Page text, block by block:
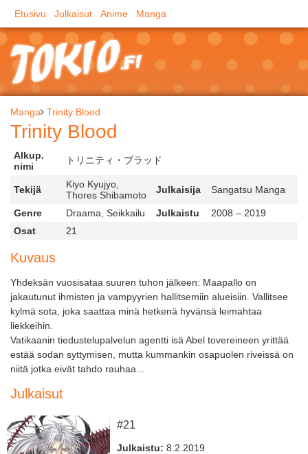
Etusivu Julkaisut Anime Manga
Manga Trinity Blood
Trinity Blood
Alkup.
nimi
トリニティ・ブラッド
Tekijä
Kiyo Kyujyo,
Thores Shibamoto
Julkaisija Sangatsu Manga
Genre Draama, Seikkailu Julkaistu
2008 – 2019
Osat
21
Kuvaus
Yhdeksän vuosisataa suuren tuhon jälkeen: Maapallo on
jakautunut ihmisten ja vampyyrien hallitsemiin alueisiin. Vallitsee
kylmä sota, joka saattaa minä hetkenä hyvänsä leimahtaa
liekkeihin.
Vatikaanin tiedustelupalvelun agentti isä Abel tovereineen yrittää
estää sodan syttymisen, mutta kummankin osapuolen riveissä on
niitä jotka eivät tahdo rauhaa...
Julkaisut
#21
Julkaistu: 8.2.2019